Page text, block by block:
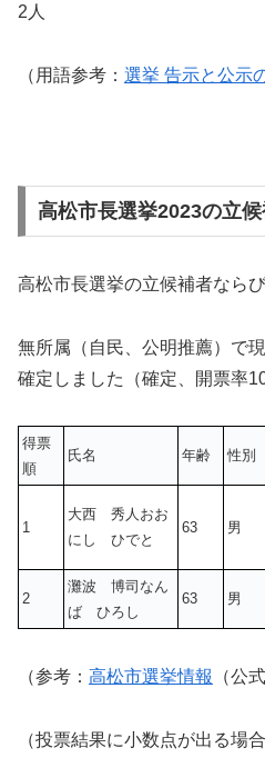
2人
（用語参考： 選挙 告示と公示
高松市長選挙2023の立
高松市長選挙の立候補者なら
無所属（自民、公明推薦）で
確定しました（確定、開票率
得票
順
氏名 年齢 性別
1
大西 秀人おお
にし ひでと
63 男
2
灘波 博司なん
ば ひろし
63 男
（参考： 高松市選挙情報 （公
（投票結果に小数点が出る場